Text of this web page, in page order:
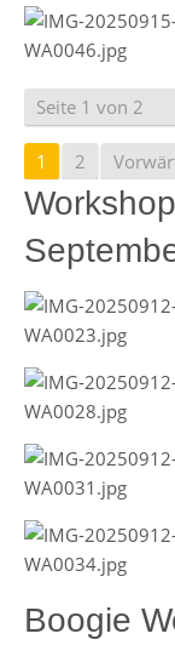
Seite 1 von 2
1 2
Boogie